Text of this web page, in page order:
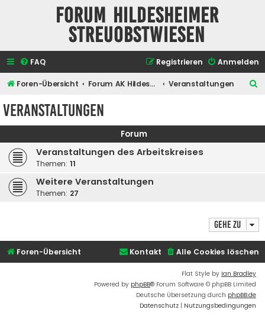
Forum Hildesheimer
Streuobstwiesen
FAQ Anmelden
Registrieren
Foren-Übersicht Forum AK Hildesheimer Streuobstwiesen Veranstaltungen
e
Veranstaltungen
Forum
Veranstaltungen des Arbeitskreises
Themen: 11
Weitere Veranstaltungen
Themen: 27
Gehe zu
Foren-Übersicht Alle Cookies löschen
Kontakt
Flat Style by Ian Bradley
Powered by phpBB® Forum Software © phpBB Limited
Deutsche Übersetzung durch phpBB.de
Datenschutz | Nutzungsbedingungen